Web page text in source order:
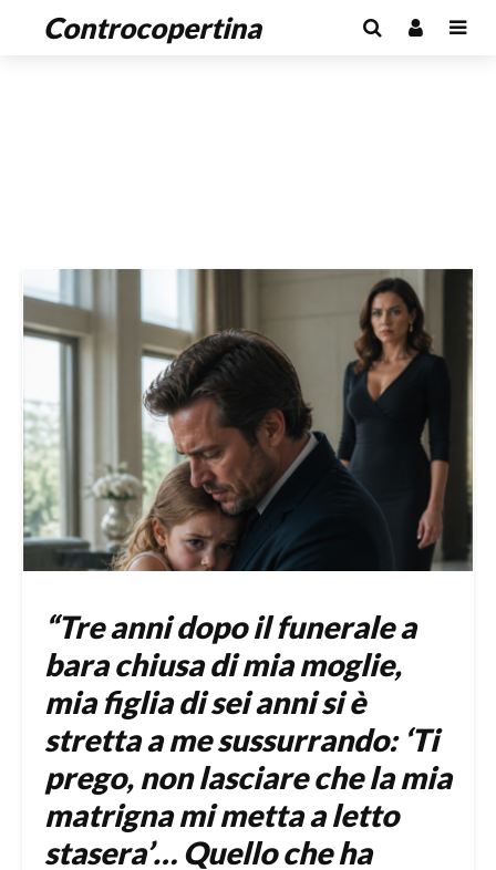
Controcopertina
“Tre anni dopo il funerale a
bara chiusa di mia moglie,
mia figlia di sei anni si è
stretta a me sussurrando: ‘Ti
prego, non lasciare che la mia
matrigna mi metta a letto
stasera’… Quello che ha